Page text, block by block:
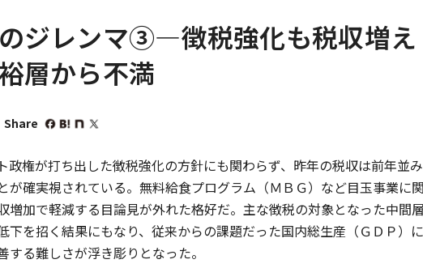
ジレンマ③—徴税強化も税収増え
層から不満
Share
政権が打ち出した徴税強化の方針にも関わらず、昨年の税収は前年並み
が確実視されている。無料給食プログラム（ＭＢＧ）など目玉事業に関
増加で軽減する目論見が外れた格好だ。主な徴税の対象となった中間層
下を招く結果にもなり、従来からの課題だった国内総生産（ＧＤＰ）に
する難しさが浮き彫りとなった。